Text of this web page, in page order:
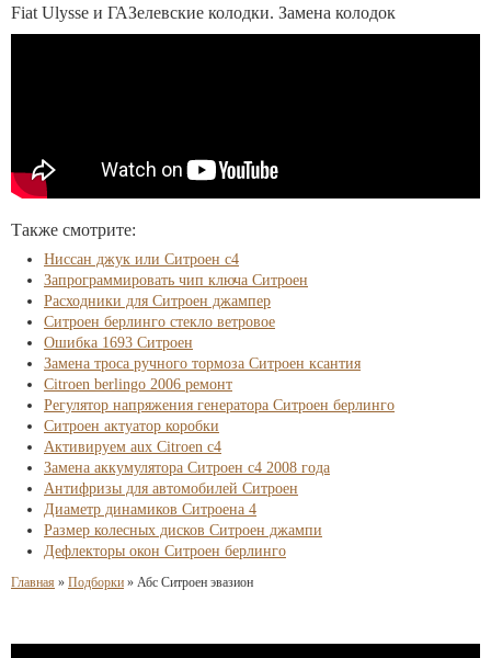
Fiat Ulysse и ГАЗелевские колодки. Замена колодок
Также смотрите:
Ниссан джук или Ситроен с4
Запрограммировать чип ключа Ситроен
Расходники для Ситроен джампер
Ситроен берлинго стекло ветровое
Ошибка 1693 Ситроен
Замена троса ручного тормоза Ситроен ксантия
Citroen berlingo 2006 ремонт
Регулятор напряжения генератора Ситроен берлинго
Ситроен актуатор коробки
Активируем aux Citroen c4
Замена аккумулятора Ситроен с4 2008 года
Антифризы для автомобилей Ситроен
Диаметр динамиков Ситроена 4
Размер колесных дисков Ситроен джампи
Дефлекторы окон Ситроен берлинго
Главная » Подборки » Абс Ситроен эвазион